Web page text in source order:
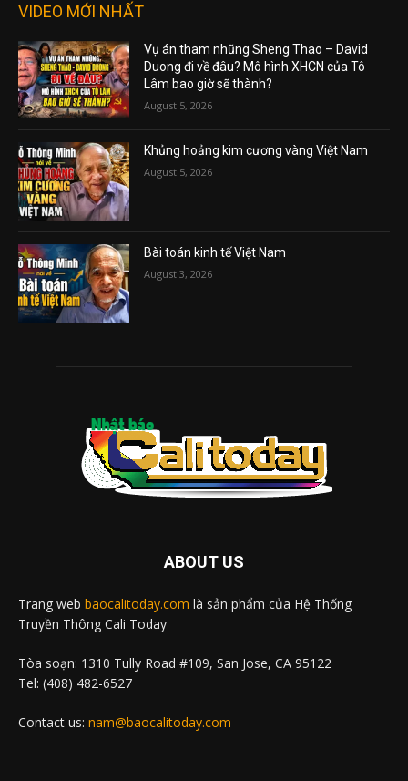
VIDEO MỚI NHẤT
Vụ án tham nhũng Sheng Thao – David
Duong đi về đâu? Mô hình XHCN của Tô
Lâm bao giờ sẽ thành?
August 5, 2026
Khủng hoảng kim cương vàng Việt Nam
August 5, 2026
Bài toán kinh tế Việt Nam
August 3, 2026
ABOUT US
Trang web baocalitoday.com là sản phẩm của Hệ Thống
Truyền Thông Cali Today
Tòa soạn: 1310 Tully Road #109, San Jose, CA 95122
Tel: (408) 482-6527
Contact us: nam@baocalitoday.com